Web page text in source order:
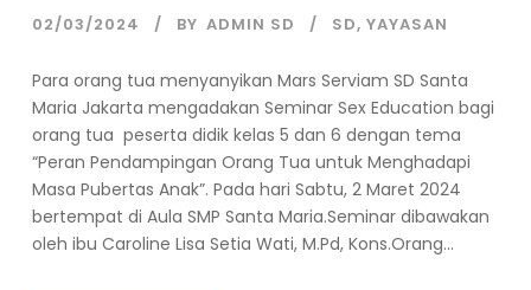
02/03/2024 BY ADMIN SD SD, YAYASAN
Para orang tua menyanyikan Mars Serviam SD Santa
Maria Jakarta mengadakan Seminar Sex Education bagi
orang tua peserta didik kelas 5 dan 6 dengan tema
“Peran Pendampingan Orang Tua untuk Menghadapi
Masa Pubertas Anak”. Pada hari Sabtu, 2 Maret 2024
bertempat di Aula SMP Santa Maria.Seminar dibawakan
oleh ibu Caroline Lisa Setia Wati, M.Pd, Kons.Orang...